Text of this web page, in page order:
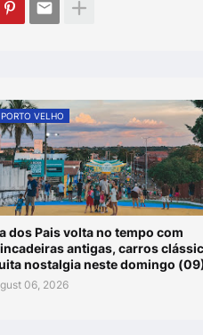
PORTO VELHO
dos Pais volta no tempo com
antigas, carros
nostalgia neste domingo
06, 2026